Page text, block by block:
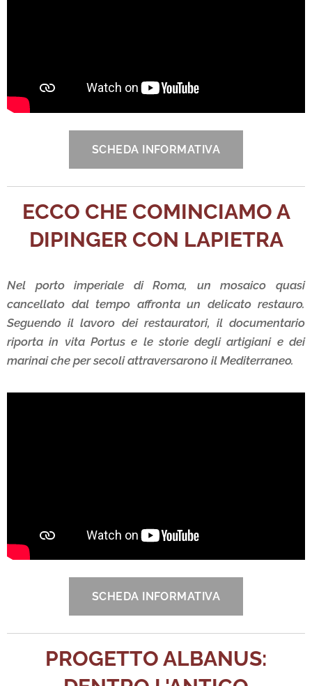
SCHEDA INFORMATIVA
ECCO CHE COMINCIAMO A
DIPINGER CON LAPIETRA
Nel porto imperiale di Roma, un mosaico quasi
cancellato dal tempo affronta un delicato restauro.
Seguendo il lavoro dei restauratori, il documentario
riporta in vita Portus e le storie degli artigiani e dei
marinai che per secoli attraversarono il Mediterraneo.
SCHEDA INFORMATIVA
PROGETTO ALBANUS: